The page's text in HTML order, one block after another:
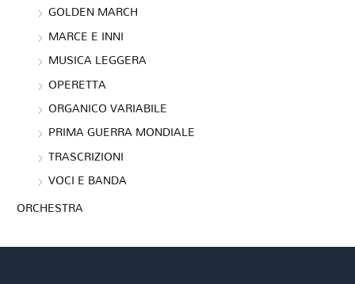
GOLDEN MARCH
MARCE E INNI
MUSICA LEGGERA
OPERETTA
ORGANICO VARIABILE
PRIMA GUERRA MONDIALE
TRASCRIZIONI
VOCI E BANDA
ORCHESTRA